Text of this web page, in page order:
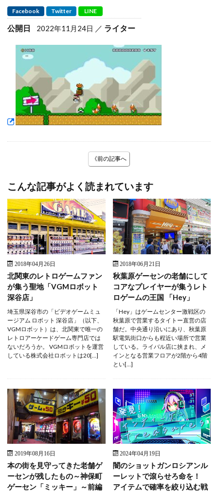
Facebook Twitter LINE
公開日 2022年11月24日 ライター
《前の記事へ
こんな記事がよく読まれています
2018年04月26日
北関東のレトロゲームファン
が集う聖地「VGMロボット
深谷店」
埼玉県深谷市の「ビデオゲームミュ
ージアム ロボット 深谷店」（以下、
VGMロボット）は、北関東で唯一の
レトロアーケードゲーム専門店では
ないだろうか。 VGMロボットを運営
している株式会社ロボットは20[…]
2018年06月21日
秋葉原ゲーセンの老舗にして
コアなプレイヤーが集うレト
ロゲームの王国 「Hey」
「Hey」はゲームセンター激戦区の
秋葉原で営業するタイトー直営の店
舗だ。中央通り沿いにあり、秋葉原
駅電気街口からも程近い場所で営業
している。ライバル店に挟まれ、メ
インとなる営業フロアが2階から4階
とい[…]
2019年08月16日
本の街を見守ってきた老舗ゲ
ーセンが残したもの～神保町
ゲーセン「ミッキー」～前編
2024年04月19日
闇のショットガンロシアンル
ーレットで滾らせろ命を！
アイテムで確率を絞り込む戦